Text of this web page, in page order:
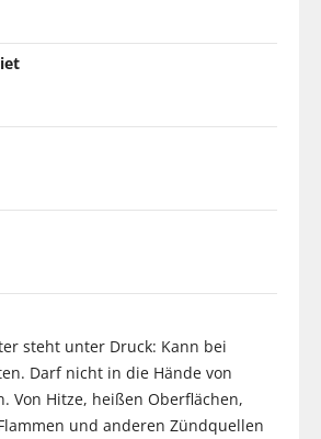
steht unter Druck: Kann bei
Darf nicht in die Hände von
Von Hitze, heißen Oberflächen,
und anderen Zündquellen